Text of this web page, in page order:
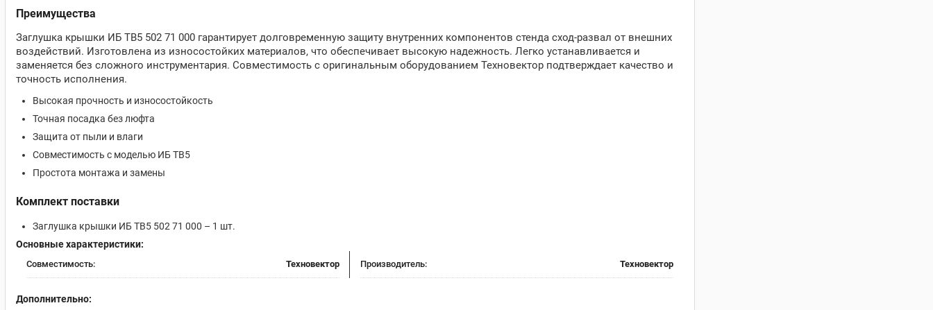
Преимущества
Заглушка крышки ИБ ТВ5 502 71 000 гарантирует долговременную защиту внутренних компонентов стенда сход-развал от внешних
воздействий. Изготовлена из износостойких материалов, что обеспечивает высокую надежность. Легко устанавливается и
заменяется без сложного инструментария. Совместимость с оригинальным оборудованием Техновектор подтверждает качество и
точность исполнения.
Высокая прочность и износостойкость
Точная посадка без люфта
Защита от пыли и влаги
Совместимость с моделью ИБ ТВ5
Простота монтажа и замены
Комплект поставки
Заглушка крышки ИБ ТВ5 502 71 000 – 1 шт.
Основные характеристики:
Совместимость: Техновектор Производитель: Техновектор
Дополнительно: